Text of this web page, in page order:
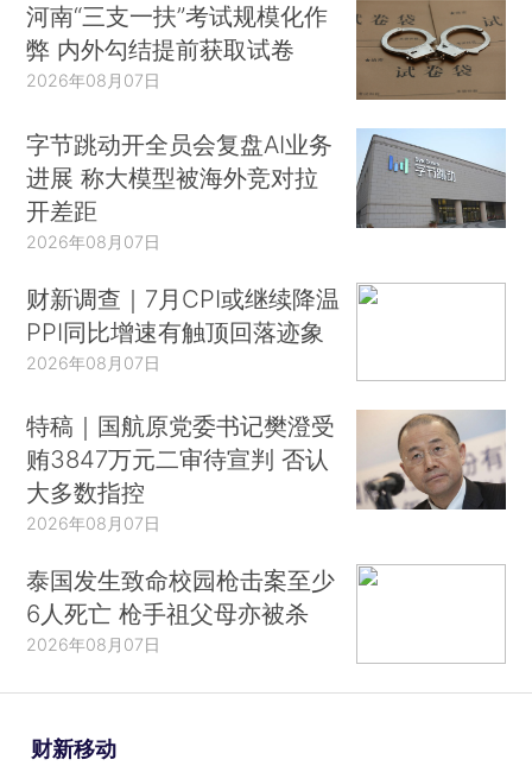
河南“三支一扶”考试规模化作
弊 内外勾结提前获取试卷
2026年08月07日
字节跳动开全员会复盘AI业务
进展 称大模型被海外竞对拉
开差距
2026年08月07日
财新调查｜7月CPI或继续降温
PPI同比增速有触顶回落迹象
2026年08月07日
特稿｜国航原党委书记樊澄受
贿3847万元二审待宣判 否认
大多数指控
2026年08月07日
泰国发生致命校园枪击案至少
6人死亡 枪手祖父母亦被杀
2026年08月07日
财新移动